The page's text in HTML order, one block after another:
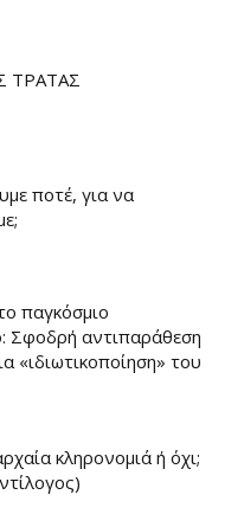
ΤΡΑΤΑΣ
ποτέ, για να
παγκόσμιο
Σφοδρή αντιπαράθεση
«ιδιωτικοποίηση» του
κληρονομιά ή όχι;